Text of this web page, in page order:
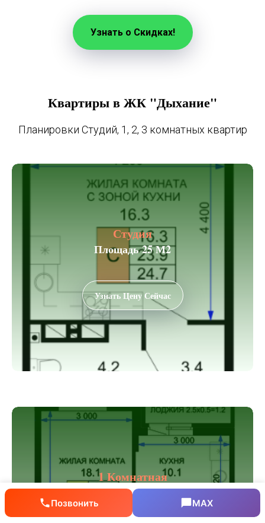
Позвонить MAX
Узнать о Скидках!
Квартиры в ЖК "Дыхание"
Планировки Студий, 1, 2, 3 комнатных квартир
Студия
Площадь 25 М2
Узнать Цену Сейчас
1 Комнатная
Площадь: 36 М2